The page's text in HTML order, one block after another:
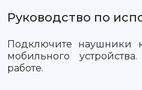
Руководство по
Подключите наушники
мобильного
работе.